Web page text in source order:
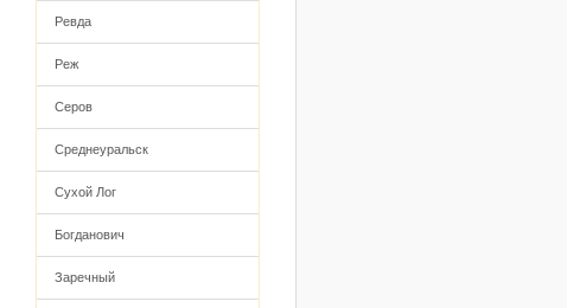
Ревда
Реж
Серов
Среднеуральск
Сухой Лог
Богданович
Заречный